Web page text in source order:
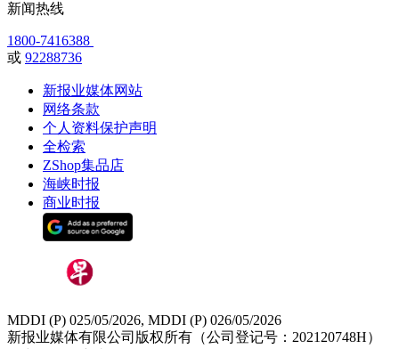
新闻热线
1800-7416388
或 92288736
新报业媒体网站
网络条款
个人资料保护声明
全检索
ZShop集品店
海峡时报
商业时报
MDDI (P) 025/05/2026, MDDI (P) 026/05/2026
新报业媒体有限公司版权所有（公司登记号：202120748H）